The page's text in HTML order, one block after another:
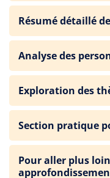
Résumé détaillé
Analyse des
Exploration des
Section pratique
Pour aller plus